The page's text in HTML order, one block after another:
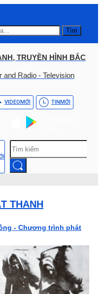
Tìm
TRUYỀN HÌNH BẮC
and Radio - Television
VIDEOMỚI TINMỚI
THANH
- Chương trình phát